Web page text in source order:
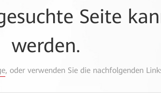
Seite
werden.
, oder verwenden Sie die nachfolgenden